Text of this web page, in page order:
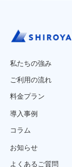
私たちの強み
ご利用の流れ
料金プラン
導入事例
コラム
お知らせ
よくあるご質問